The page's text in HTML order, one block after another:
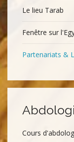
Le lieu Tarab
Fenêtre sur
Partenariats &
Cours